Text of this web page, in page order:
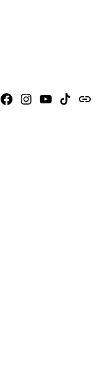
Faceboook
Instagram
YoutubeTiktokissuu